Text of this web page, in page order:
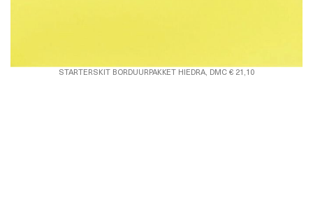
STARTERSKIT BORDUURPAKKET HIEDRA, DMC € 21,10